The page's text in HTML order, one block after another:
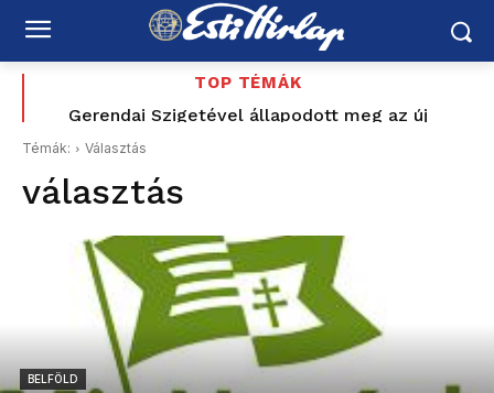
TOP TÉMÁK
Gerendai Szigetével állapodott meg az új
közmédia – a fesztiválalapító Magyar Péter
„Felidézi a dicstelen múltat” – a MÚOSZ szerint
sem volt rendben Magyar Péter közmédiának
Témák: Választás
választás
BELFÖLD